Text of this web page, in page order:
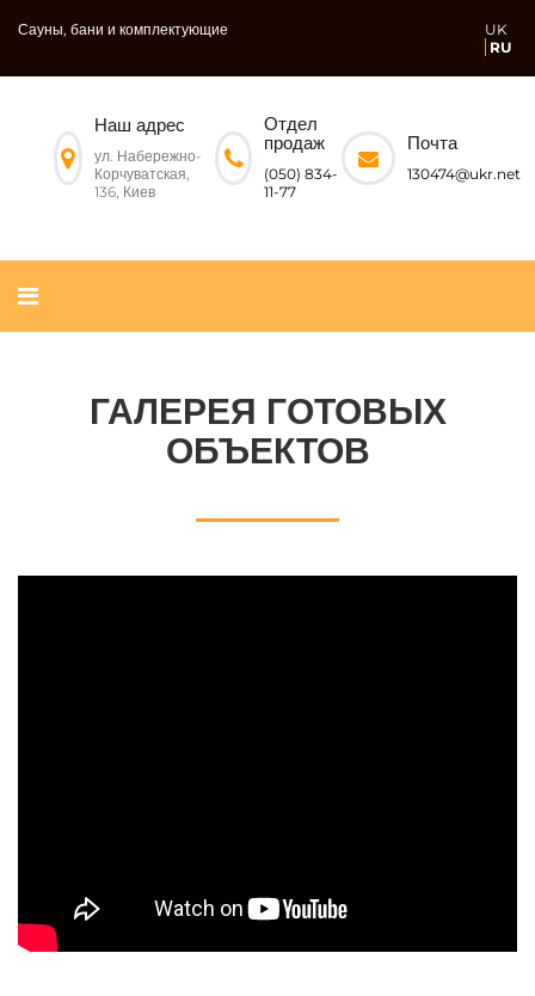
Сауны, бани и комплектующие
UK
RU
Наш адрес
ул. Набережно-
Корчуватская,
136, Киев
Отдел
продаж
(050) 834-
11-77
Почта
130474@ukr.net
ГАЛЕРЕЯ ГОТОВЫХ
ОБЪЕКТОВ